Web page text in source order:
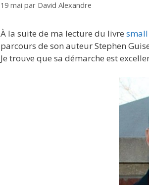
19 mai par David Alexandre
À la suite de ma lecture du livre
parcours de son auteur Stephen
Je trouve que sa démarche est